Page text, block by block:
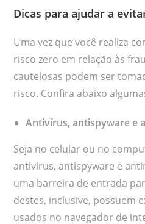
Dicas para ajudar a
Uma vez que você realiza
risco zero em relação às
cautelosas podem ser
risco. Confira abaixo
Antivírus, antispyware e
Seja no celular ou no
antivírus, antispyware e
uma barreira de entrada
destes, inclusive, possuem
usados no navegador de